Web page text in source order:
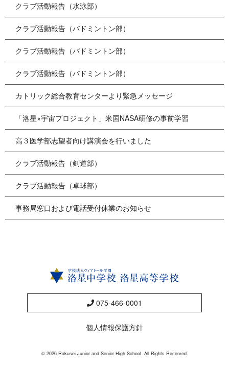
クラブ活動報告（水泳部）
クラブ活動報告（バドミントン部）
クラブ活動報告（バドミントン部）
クラブ活動報告（バドミントン部）
カトリック総合教育センターより緊急メッセージ
「洛星×宇宙プロジェクト」米国NASA研修の事前学習
高３医学部志望者向け講演会を行いました
クラブ活動報告（剣道部）
クラブ活動報告（卓球部）
事務局窓口および電話受付休業のお知らせ
075-466-0001
個人情報保護方針
© 2026 Rakusei Junior and Senior High School. All Rights Reserved.